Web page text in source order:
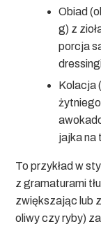
Obiad
g) z
porcja
Kolacja
jajka na
To przykład w
z gramaturami
zwiększając lub
oliwy czy ryby)